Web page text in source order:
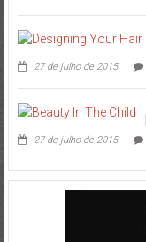
27 de julho de 2015
27 de julho de 2015